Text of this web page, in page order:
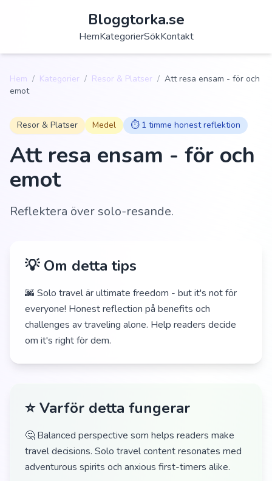
Bloggtorka.se
HemKategorierSökKontakt
Hem / Kategorier / Resor & Platser / Att resa ensam - för och
emot
Resor & Platser Medel ⏱️ 1 timme honest reflektion
Att resa ensam - för och
emot
Reflektera över solo-resande.
💡 Om detta tips
🌆 Solo travel är ultimate freedom - but it's not för
everyone! Honest reflection på benefits och
challenges av traveling alone. Help readers decide
om it's right för dem.
⭐ Varför detta fungerar
🤔 Balanced perspective som helps readers make
travel decisions. Solo travel content resonates med
adventurous spirits och anxious first-timers alike.